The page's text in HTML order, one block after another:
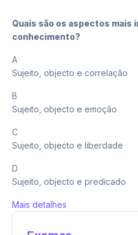
Quais são os aspectos mais
conhecimento?
A
Sujeito, objecto e correlação
B
Sujeito, objecto e emoção
C
Sujeito, objecto e liberdade
D
Sujeito, objecto e predicado
Mais detalhes